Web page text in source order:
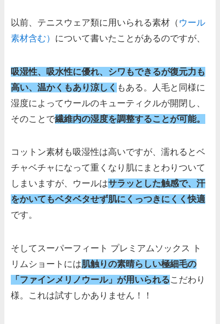
以前、テニスウェア類に用いられる素材（ ウール
素材含む） について書いたことがあるのですが、
吸湿性、吸水性に優れ、シワもできるが復元力も
高い、温かくもあり涼しく もある。人毛と同様に
湿度によってウールのキューティクルが開閉し、
そのことで繊維内の湿度を調整することが可能。
コットン素材も吸湿性は高いですが、濡れるとベ
チャベチャになって重くなり肌にまとわりついて
しまいますが、ウールはサラッとした触感で、汗
をかいてもベタベタせず肌にくっつきにくく快適
です。
そしてスーパーフィート プレミアムソックス ト
リムショートには肌触りの素晴らしい極細毛の
「ファインメリノウール」が用いられるこだわり
様。これは試すしかありません！！